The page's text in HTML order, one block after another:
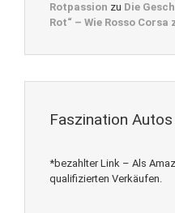
Rotpassion zu Die
Rot“ – Wie Rosso
Faszination
*bezahlter Link – Als
qualifizierten Verkäufen.